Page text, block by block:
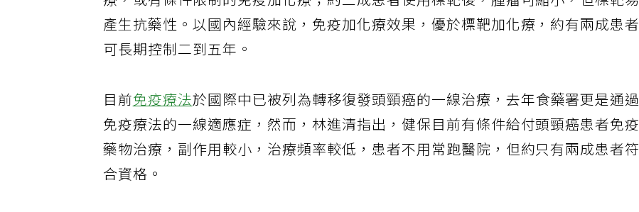
療，或有條件限制的免疫加化療；約三成患者使用標靶後，腫瘤可縮小，但標靶易
產生抗藥性。以國內經驗來說，免疫加化療效果，優於標靶加化療，約有兩成患者
可長期控制二到五年。
目前免疫療法於國際中已被列為轉移復發頭頸癌的一線治療，去年食藥署更是通過
免疫療法的一線適應症，然而，林進清指出，健保目前有條件給付頭頸癌患者免疫
藥物治療，副作用較小，治療頻率較低，患者不用常跑醫院，但約只有兩成患者符
合資格。